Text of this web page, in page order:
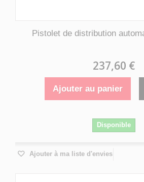
Pistolet de distribution
237,60 €
Ajouter au panier
Disponible
Ajouter à ma liste d'envies